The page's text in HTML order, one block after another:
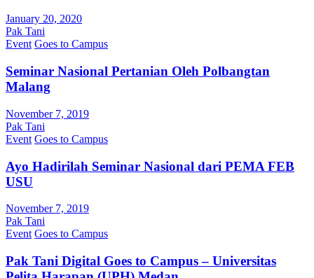
January 20, 2020
Pak Tani
Event Goes to Campus
Seminar Nasional Pertanian Oleh Polbangtan
Malang
November 7, 2019
Pak Tani
Event Goes to Campus
Ayo Hadirilah Seminar Nasional dari PEMA FEB
USU
November 7, 2019
Pak Tani
Event Goes to Campus
Pak Tani Digital Goes to Campus – Universitas